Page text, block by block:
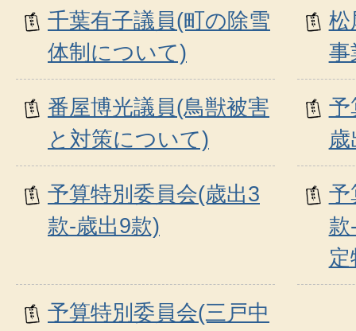
千葉有子議員(町の除雪
体制について)
松
事
番屋博光議員(鳥獣被害
と対策について)
予
予算特別委員会(歳出3
款-歳出9款)
予
款
予算特別委員会(三戸中